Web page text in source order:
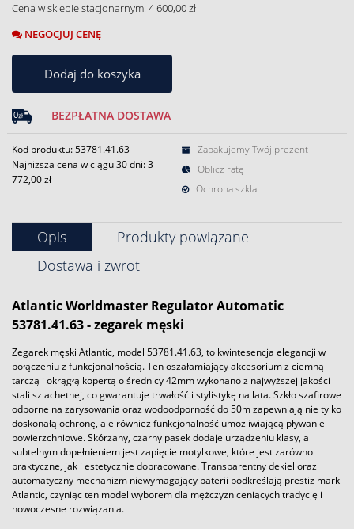
Cena w sklepie stacjonarnym: 4 600,00 zł
NEGOCJUJ CENĘ
Dodaj do koszyka
BEZPŁATNA DOSTAWA
Kod produktu: 53781.41.63
Najniższa cena w ciągu 30 dni:3
772,00 zł
Zapakujemy Twój prezent
Oblicz ratę
Ochrona szkła!
Opis
Produkty powiązane
Dostawa i zwrot
Atlantic Worldmaster Regulator Automatic
53781.41.63 - zegarek męski
Zegarek męski Atlantic, model 53781.41.63, to kwintesencja elegancji w
połączeniu z funkcjonalnością. Ten oszałamiający akcesorium z ciemną
tarczą i okrągłą kopertą o średnicy 42mm wykonano z najwyższej jakości
stali szlachetnej, co gwarantuje trwałość i stylistykę na lata. Szkło szafirowe
odporne na zarysowania oraz wodoodporność do 50m zapewniają nie tylko
doskonałą ochronę, ale również funkcjonalność umożliwiającą pływanie
powierzchniowe. Skórzany, czarny pasek dodaje urządzeniu klasy, a
subtelnym dopełnieniem jest zapięcie motylkowe, które jest zarówno
praktyczne, jak i estetycznie dopracowane. Transparentny dekiel oraz
automatyczny mechanizm niewymagający baterii podkreślają prestiż marki
Atlantic, czyniąc ten model wyborem dla mężczyzn ceniących tradycję i
nowoczesne rozwiązania.